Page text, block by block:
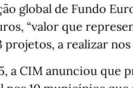
global de Fundo
“valor que
a realizar nos
a CIM anunciou que